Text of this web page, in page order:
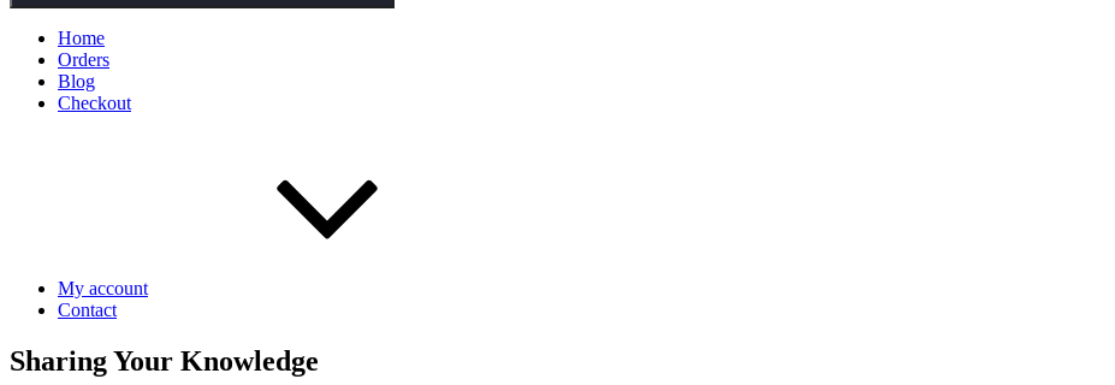
Home
Orders
Blog
Checkout
My account
Contact
Sharing Your Knowledge